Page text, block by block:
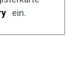
ein.